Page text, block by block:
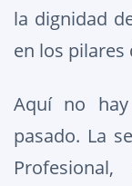
la dignidad
en los pilares
Aquí no
pasado. La